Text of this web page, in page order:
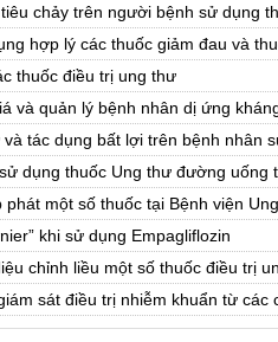
chảy trên người bệnh sử dụng
hợp lý các thuốc giảm đau và
thuốc điều trị ung thư
và quản lý bệnh nhân dị ứng
tác dụng bất lợi trên bệnh nhân
dụng thuốc Ung thư đường uống
phát một số thuốc tại Bệnh viện
khi sử dụng Empagliflozin
chỉnh liều một số thuốc điều trị
sát điều trị nhiễm khuẩn từ các